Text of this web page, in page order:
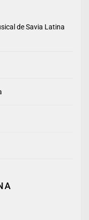
de Savia Latina